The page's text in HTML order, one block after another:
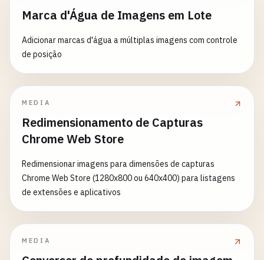
Marca d'Água de Imagens em Lote
Adicionar marcas d'água a múltiplas imagens com controle
de posição
MEDIA
Redimensionamento de Capturas
Chrome Web Store
Redimensionar imagens para dimensões de capturas
Chrome Web Store (1280x800 ou 640x400) para listagens
de extensões e aplicativos
MEDIA